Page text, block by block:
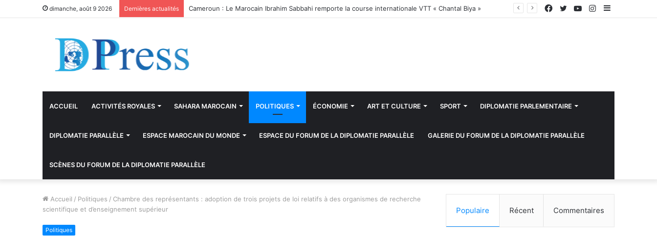
dimanche, août 9 2026 Dernières actualités Khémisset/INDH: Ouverture d’un salon des produits du terroir
Sidebar
Instagram
YouTube
Twitter
Facebook
ACCUEIL ACTIVITÉS ROYALES SAHARA MAROCAIN POLITIQUES ÉCONOMIE ART ET CULTURE SPORT DIPLOMATIE PARLEMENTAIRE
DIPLOMATIE PARALLÈLE ESPACE MAROCAIN DU MONDE ESPACE DU FORUM DE LA DIPLOMATIE PARALLÈLE GALERIE DU FORUM DE LA DIPLOMATIE PARALLÈLE
SCÈNES DU FORUM DE LA DIPLOMATIE PARALLÈLE
Accueil / Politiques / Chambre des représentants : adoption de trois projets de loi relatifs à des organismes de recherche
scientifique et d’enseignement supérieur
Politiques
Populaire Récent Commentaires